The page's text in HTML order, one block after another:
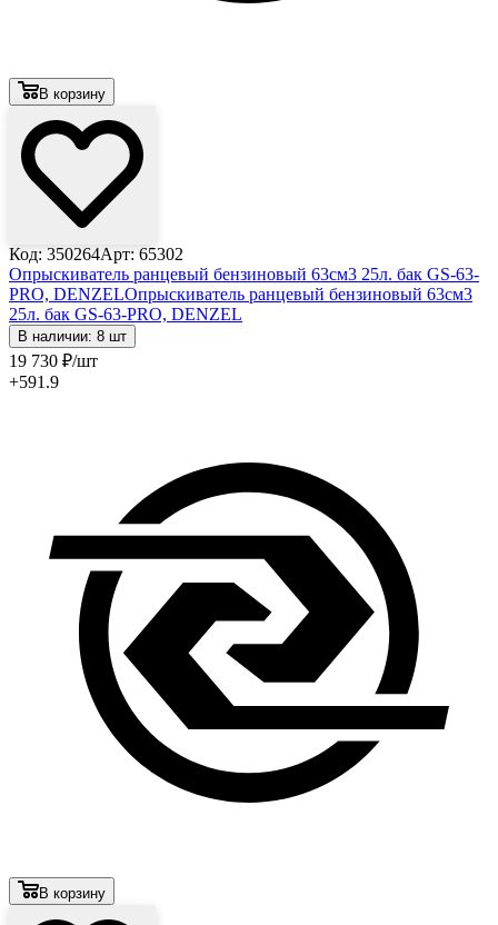
В корзину
Код: 350264Арт: 65302
Опрыскиватель ранцевый бензиновый 63см3 25л. бак GS-63-
PRO, DENZELОпрыскиватель ранцевый бензиновый 63см3
25л. бак GS-63-PRO, DENZEL
В наличии: 8 шт
19 730 ₽/шт
+591.9
В корзину